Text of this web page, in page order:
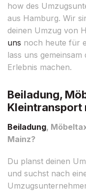
how des
aus Hamburg. Wir
deinen Umzug von
uns noch heute für
lass uns
Erlebnis machen.
Beiladung,
Kleintransport
Beiladung,
Mainz?
Du planst deinen
und suchst nach